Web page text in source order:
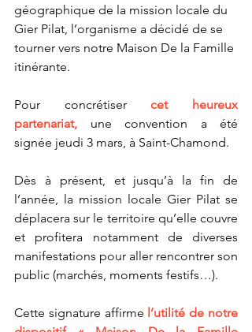
géographique de la mission locale du
Gier Pilat, l’organisme a décidé de se
tourner vers notre Maison De la Famille
itinérante.
Pour concrétiser cet heureux
partenariat, une convention a été
signée jeudi 3 mars, à Saint-Chamond.
Dès à présent, et jusqu’à la fin de
l’année, la mission locale Gier Pilat se
déplacera sur le territoire qu’elle couvre
et profitera notamment de diverses
manifestations pour aller rencontrer son
public (marchés, moments festifs…).
Cette signature affirme l’utilité de notre